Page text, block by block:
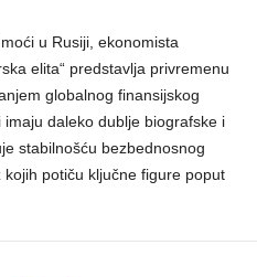
u Rusiji, ekonomista
elita“ predstavlja privremenu
globalnog finansijskog
daleko dublje biografske i
stabilnošću bezbednosnog
potiču ključne figure poput